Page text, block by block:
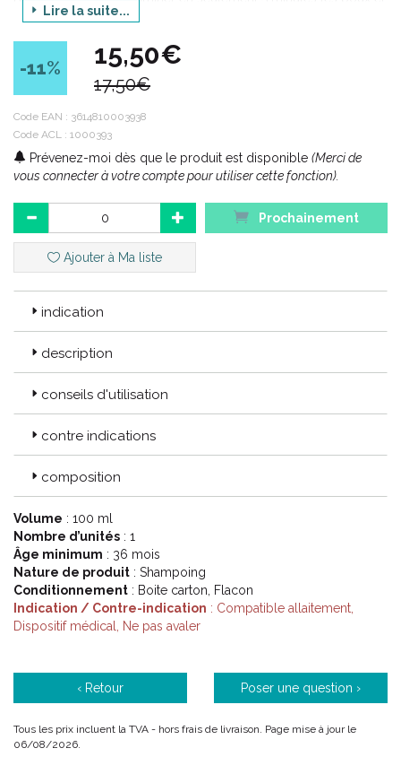
lentes que vous retirerez à l'aide s'un peigne spécial poux. Ce
ni le cuir chevelu.
Lire la suite...
-11% 15,50€
17,50€
Code EAN : 3614810003938
Code ACL : 1000393
Prévenez-moi dès que le produit est disponible (Merci de
vous connecter à votre compte pour utiliser cette fonction).
Prochainement
Ajouter à Ma liste
indication
description
conseils d'utilisation
contre indications
composition
Volume : 100 ml
Nombre d’unités : 1
Âge minimum : 36 mois
Nature de produit : Shampoing
Conditionnement : Boite carton, Flacon
Indication / Contre-indication : Compatible allaitement,
Dispositif médical, Ne pas avaler
‹ Retour Poser une question ›
Tous les prix incluent la TVA - hors frais de livraison. Page mise à jour le
06/08/2026.